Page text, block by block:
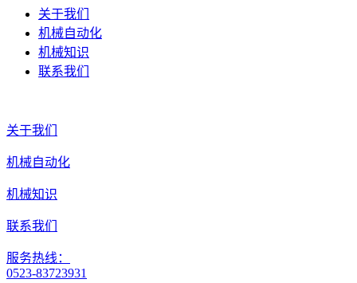
关于我们
机械自动化
机械知识
联系我们
关于我们
机械自动化
机械知识
联系我们
服务热线：
0523-83723931